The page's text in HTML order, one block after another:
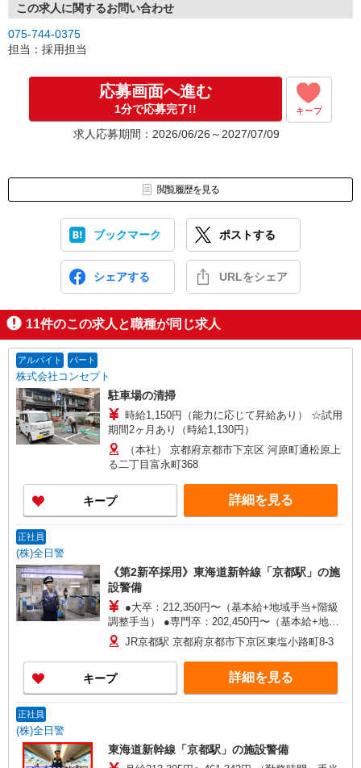
この求人に関するお問い合わせ
075-744-0375
担当：採用担当
応募画面へ進む
1分で応募完了!! キープ
求人応募期間：2026/06/26～2027/07/09
閲覧履歴を見る
ブックマーク ポストする
シェアする URLをシェア
11件のこの求人と職種が同じ求人
アルバイト パート
株式会社コンセプト
駐車場の清掃
時給1,150円（能力に応じて昇給あり） ☆試用
期間2ヶ月あり（時給1,130円）
（本社） 京都府京都市下京区 河原町通松原上
る二丁目富永町368
キープ 詳細を見る
正社員
(株)全日警
《第2新卒採用》東海道新幹線「京都駅」の施
設警備
●大卒：212,350円〜（基本給+地域手当+階級
調整手当） ●専門卒：202,450円〜（基本給+地域
手当） ●高卒：201,250円〜（基本給+地域手当）
※残業手当、資格手当等は別途支給されます （固
定残業、みなし残業はありません） ◆月収・年収
例は備考欄参照◆
JR京都駅 京都府京都市下京区東塩小路町8-3
キープ 詳細を見る
正社員
(株)全日警
東海道新幹線「京都駅」の施設警備